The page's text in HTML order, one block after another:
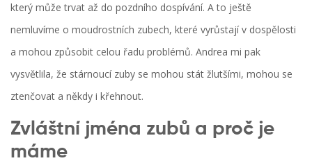
který může trvat až do pozdního dospívání. A to ještě
nemluvíme o moudrostních zubech, které vyrůstají v dospělosti
a mohou způsobit celou řadu problémů. Andrea mi pak
vysvětlila, že stárnoucí zuby se mohou stát žlutšími, mohou se
ztenčovat a někdy i křehnout.
Zvláštní jména zubů a proč je
máme